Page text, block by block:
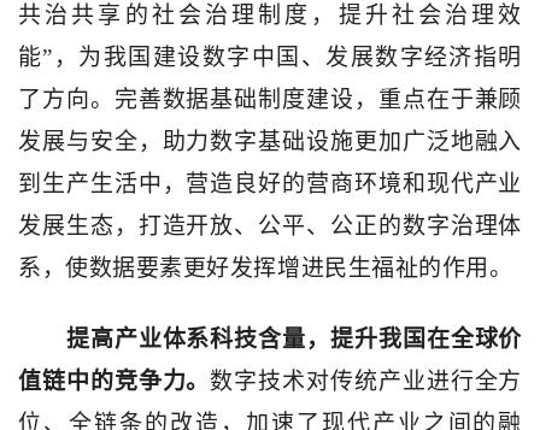
共治共享的社会治理制度，提升社会治理效
能”，为我国建设数字中国、发展数字经济指明
了方向。完善数据基础制度建设，重点在于兼顾
发展与安全，助力数字基础设施更加广泛地融入
到生产生活中，营造良好的营商环境和现代产业
发展生态，打造开放、公平、公正的数字治理体
系，使数据要素更好发挥增进民生福祉的作用。
提高产业体系科技含量，提升我国在全球价
值链中的竞争力。 数字技术对传统产业进行全方
位、全链条的改造，加速了现代产业之间的融